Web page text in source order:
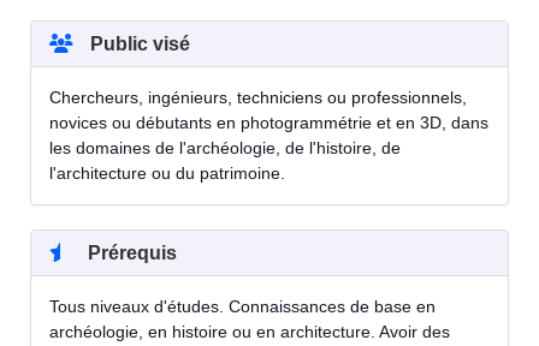
Public visé
Chercheurs, ingénieurs, techniciens ou professionnels,
novices ou débutants en photogrammétrie et en 3D, dans
les domaines de l'archéologie, de l'histoire, de
l'architecture ou du patrimoine.
Prérequis
Tous niveaux d'études. Connaissances de base en
archéologie, en histoire ou en architecture. Avoir des